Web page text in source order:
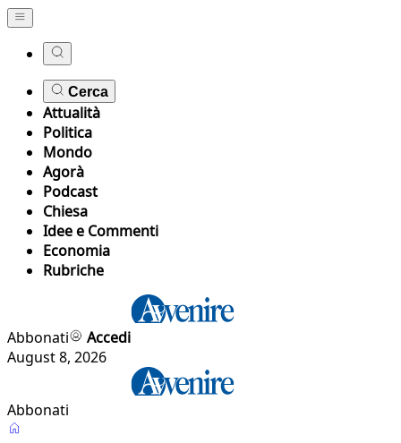
Cerca
Attualità
Politica
Mondo
Agorà
Podcast
Chiesa
Idee e Commenti
Economia
Rubriche
Abbonati
Accedi
August 8, 2026
Abbonati